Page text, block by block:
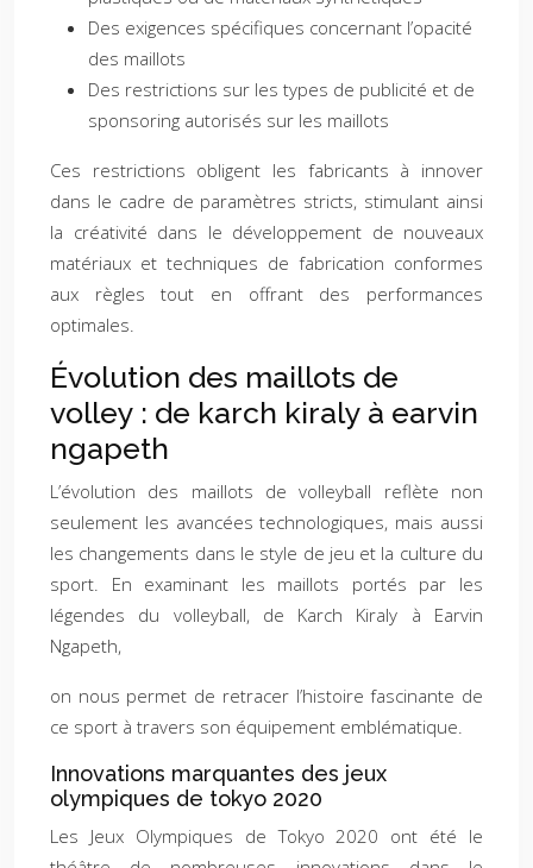
Des exigences spécifiques concernant l’opacité
des maillots
Des restrictions sur les types de publicité et de
sponsoring autorisés sur les maillots
Ces restrictions obligent les fabricants à innover
dans le cadre de paramètres stricts, stimulant ainsi
la créativité dans le développement de nouveaux
matériaux et techniques de fabrication conformes
aux règles tout en offrant des performances
optimales.
Évolution des maillots de
volley : de karch kiraly à earvin
ngapeth
L’évolution des maillots de volleyball reflète non
seulement les avancées technologiques, mais aussi
les changements dans le style de jeu et la culture du
sport. En examinant les maillots portés par les
légendes du volleyball, de Karch Kiraly à Earvin
Ngapeth,
on nous permet de retracer l’histoire fascinante de
ce sport à travers son équipement emblématique.
Innovations marquantes des jeux
olympiques de tokyo 2020
Les Jeux Olympiques de Tokyo 2020 ont été le